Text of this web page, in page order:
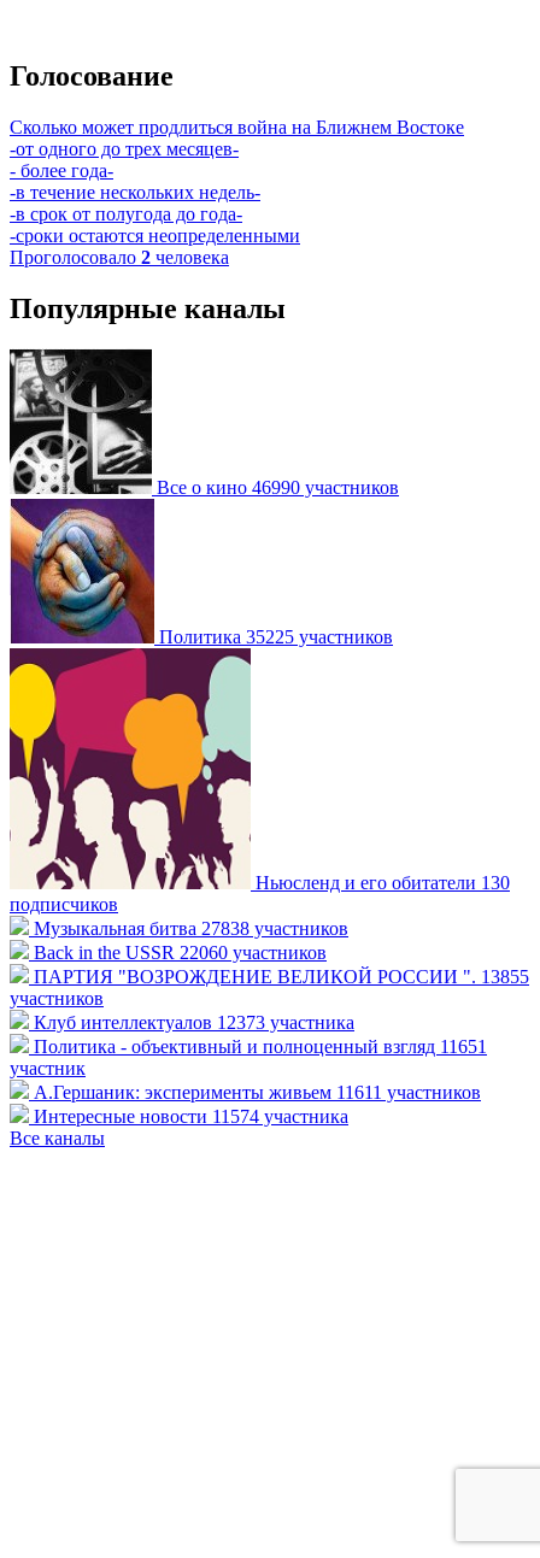
Голосование
Сколько может продлиться война на Ближнем Востоке
-от одного до трех месяцев-
- более года-
-в течение нескольких недель-
-в срок от полугода до года-
-сроки остаются неопределенными
Проголосовало 2 человека
Популярные каналы
Все о кино 46990 участников
Политика 35225 участников
Ньюсленд и его обитатели 130
подписчиков
Музыкальная битва 27838 участников
Back in the USSR 22060 участников
ПАРТИЯ "ВОЗРОЖДЕНИЕ ВЕЛИКОЙ РОССИИ ". 13855
участников
Клуб интеллектуалов 12373 участника
Политика - объективный и полноценный взгляд 11651
участник
А.Гершаник: эксперименты живьем 11611 участников
Интересные новости 11574 участника
Все каналы